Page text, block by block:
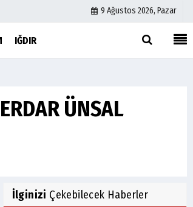
9 Ağustos 2026, Pazar
IĞDIR
Çerez Politikası
ÜNSAL
İlginizi Çekebilecek Haberler